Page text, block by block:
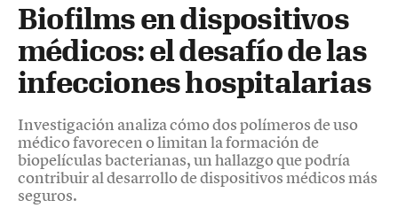
Biofilms en dispositivos
médicos: el desafío de las
infecciones hospitalarias
Investigación analiza cómo dos polímeros de uso
médico favorecen o limitan la formación de
biopelículas bacterianas, un hallazgo que podría
contribuir al desarrollo de dispositivos médicos más
seguros.